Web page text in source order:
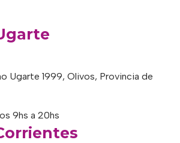
Ugarte 1999, Olivos, Provincia de
9hs a 20hs